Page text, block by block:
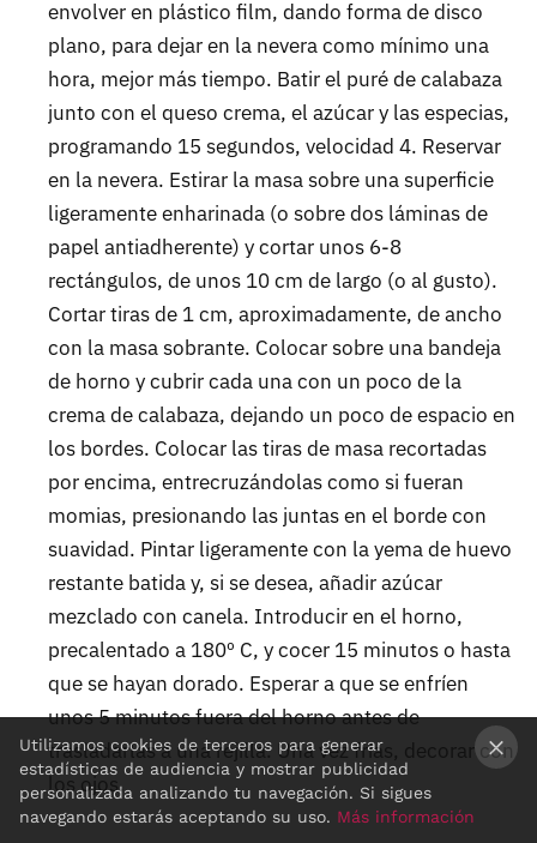
envolver en plástico film, dando forma de disco
plano, para dejar en la nevera como mínimo una
hora, mejor más tiempo. Batir el puré de calabaza
junto con el queso crema, el azúcar y las especias,
programando 15 segundos, velocidad 4. Reservar
en la nevera. Estirar la masa sobre una superficie
ligeramente enharinada (o sobre dos láminas de
papel antiadherente) y cortar unos 6-8
rectángulos, de unos 10 cm de largo (o al gusto).
Cortar tiras de 1 cm, aproximadamente, de ancho
con la masa sobrante. Colocar sobre una bandeja
de horno y cubrir cada una con un poco de la
crema de calabaza, dejando un poco de espacio en
los bordes. Colocar las tiras de masa recortadas
por encima, entrecruzándolas como si fueran
momias, presionando las juntas en el borde con
suavidad. Pintar ligeramente con la yema de huevo
restante batida y, si se desea, añadir azúcar
mezclado con canela. Introducir en el horno,
precalentado a 180º C, y cocer 15 minutos o hasta
que se hayan dorado. Esperar a que se enfríen
unos 5 minutos fuera del horno antes de
trasladarlas a una rejilla. Una vez frías, decorar con
los ojos.
Utilizamos cookies de terceros para generar
estadísticas de audiencia y mostrar publicidad
personalizada analizando tu navegación. Si sigues
navegando estarás aceptando su uso. Más información